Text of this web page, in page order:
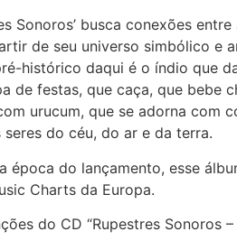
Sonoros’ busca conexões
de seu universo simbólico e
histórico daqui é o índio que
de festas, que caça, que bebe
urucum, que se adorna com
do céu, do ar e da terra.
época do lançamento, esse
Charts da Europa.
do CD “Rupestres Sonoros